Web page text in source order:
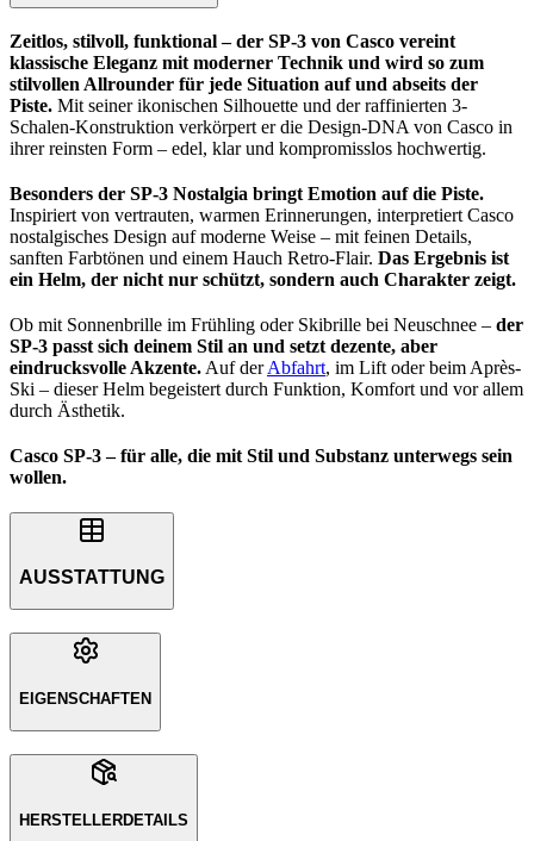
Zeitlos, stilvoll, funktional – der SP-3 von Casco vereint
klassische Eleganz mit moderner Technik und wird so zum
stilvollen Allrounder für jede Situation auf und abseits der
Piste. Mit seiner ikonischen Silhouette und der raffinierten 3-
Schalen-Konstruktion verkörpert er die Design-DNA von Casco in
ihrer reinsten Form – edel, klar und kompromisslos hochwertig.
Besonders der SP-3 Nostalgia bringt Emotion auf die Piste.
Inspiriert von vertrauten, warmen Erinnerungen, interpretiert Casco
nostalgisches Design auf moderne Weise – mit feinen Details,
sanften Farbtönen und einem Hauch Retro-Flair. Das Ergebnis ist
ein Helm, der nicht nur schützt, sondern auch Charakter zeigt.
Ob mit Sonnenbrille im Frühling oder Skibrille bei Neuschnee – der
SP-3 passt sich deinem Stil an und setzt dezente, aber
eindrucksvolle Akzente. Auf derAbfahrt, im Lift oder beim Après-
Ski – dieser Helm begeistert durch Funktion, Komfort und vor allem
durch Ästhetik.
Casco SP-3 – für alle, die mit Stil und Substanz unterwegs sein
wollen.
AUSSTATTUNG
EIGENSCHAFTEN
HERSTELLERDETAILS